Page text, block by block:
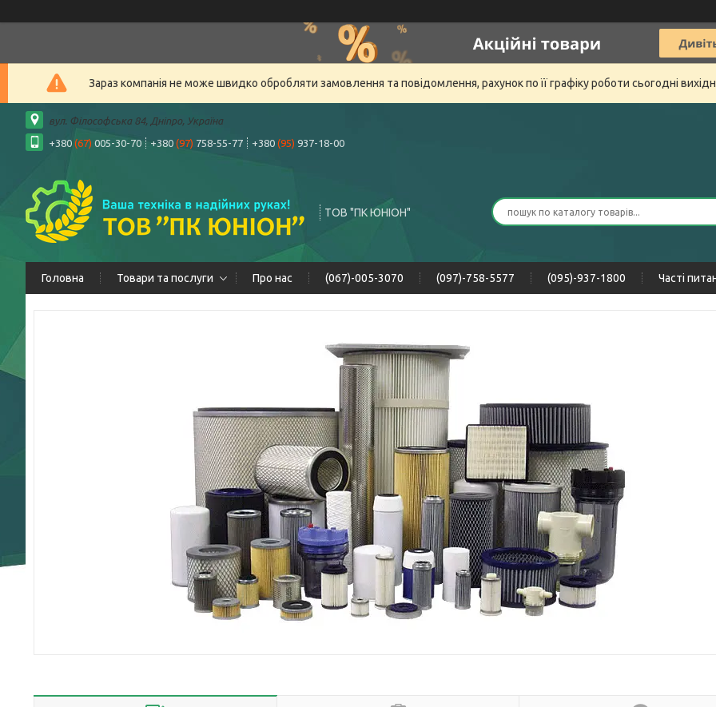
Зараз компанія не може швидко обробляти замовлення та повідомлення, рахунок по її графіку роботи сьогодні
вул. Філософська 84, Дніпро, Україна
+380 (67) 005-30-70 +380 (97) 758-55-77 +380 (95) 937-18-00
ТОВ "ПК ЮНІОН"
Головна Товари та послуги Про нас (067)-005-3070 (097)-758-5577 (095)-937-1800 Часті